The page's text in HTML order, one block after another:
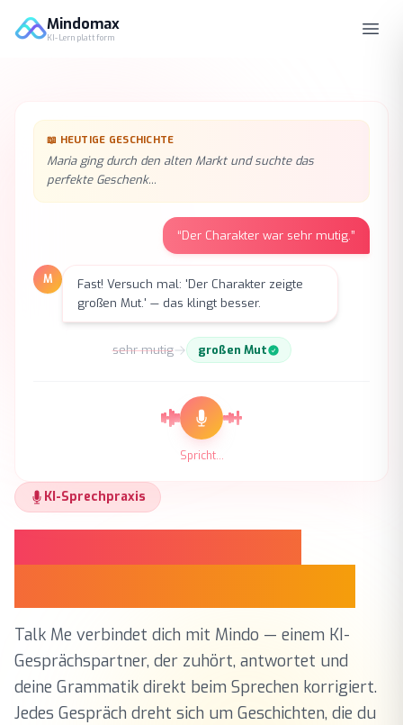
Mindomax
KI-Lernplattform
KI-Sprechpraxis
Talk Me verbindet dich mit Mindo — einem KI-
Gesprächspartner, der zuhört, antwortet und
deine Grammatik direkt beim Sprechen korrigiert.
Jedes Gespräch dreht sich um Geschichten, die du
📖 HEUTIGE GESCHICHTE
Maria ging durch den alten Markt und suchte das
perfekte Geschenk...
“Der Charakter war sehr mutig.”
M
Fast! Versuch mal: 'Der Charakter zeigte
großen Mut.' — das klingt besser.
sehr mutig großen Mut
Spricht...